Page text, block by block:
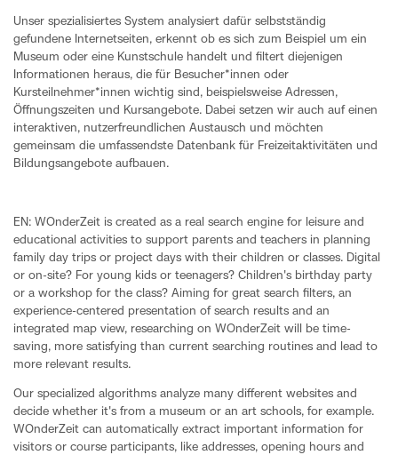
Unser spezialisiertes System analysiert dafür selbstständig
gefundene Internetseiten, erkennt ob es sich zum Beispiel um ein
Museum oder eine Kunstschule handelt und filtert diejenigen
Informationen heraus, die für Besucher*innen oder
Kursteilnehmer*innen wichtig sind, beispielsweise Adressen,
Öffnungszeiten und Kursangebote. Dabei setzen wir auch auf einen
interaktiven, nutzerfreundlichen Austausch und möchten
gemeinsam die umfassendste Datenbank für Freizeitaktivitäten und
Bildungsangebote aufbauen.
EN: WOnderZeit is created as a real search engine for leisure and
educational activities to support parents and teachers in planning
family day trips or project days with their children or classes. Digital
or on-site? For young kids or teenagers? Children's birthday party
or a workshop for the class? Aiming for great search filters, an
experience-centered presentation of search results and an
integrated map view, researching on WOnderZeit will be time-
saving, more satisfying than current searching routines and lead to
more relevant results.
Our specialized algorithms analyze many different websites and
decide whether it's from a museum or an art schools, for example.
WOnderZeit can automatically extract important information for
visitors or course participants, like addresses, opening hours and